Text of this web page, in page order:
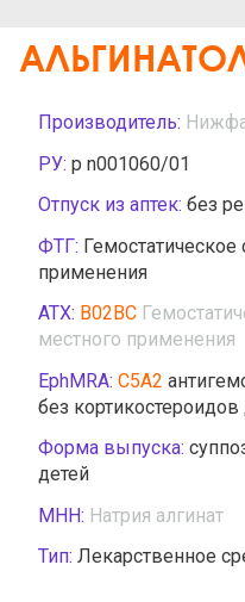
Производитель:
РУ: р n001060/01
Отпуск из аптек: без
ФТГ:
применения
АТХ: B02BC
местного применения
EphMRA: C5A2
без
Форма выпуска:
детей
МНН: Натрия алгинат
Тип: Лекарственное